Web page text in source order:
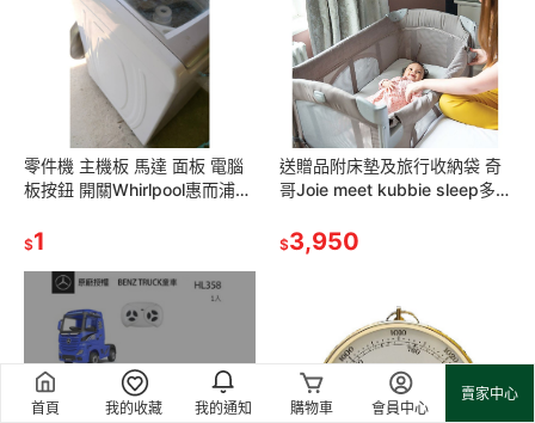
首頁 我的收藏 我的通知 購物車 會員中心
賣家中心
零件機 主機板 馬達 面板 電腦
板按鈕 開關Whirlpool惠而浦洗
故障 維修
$1
送贈品附床墊及旅行收納袋 奇
哥Joie meet kubbie sleep多
床邊嬰兒床
$3,950
補貨中